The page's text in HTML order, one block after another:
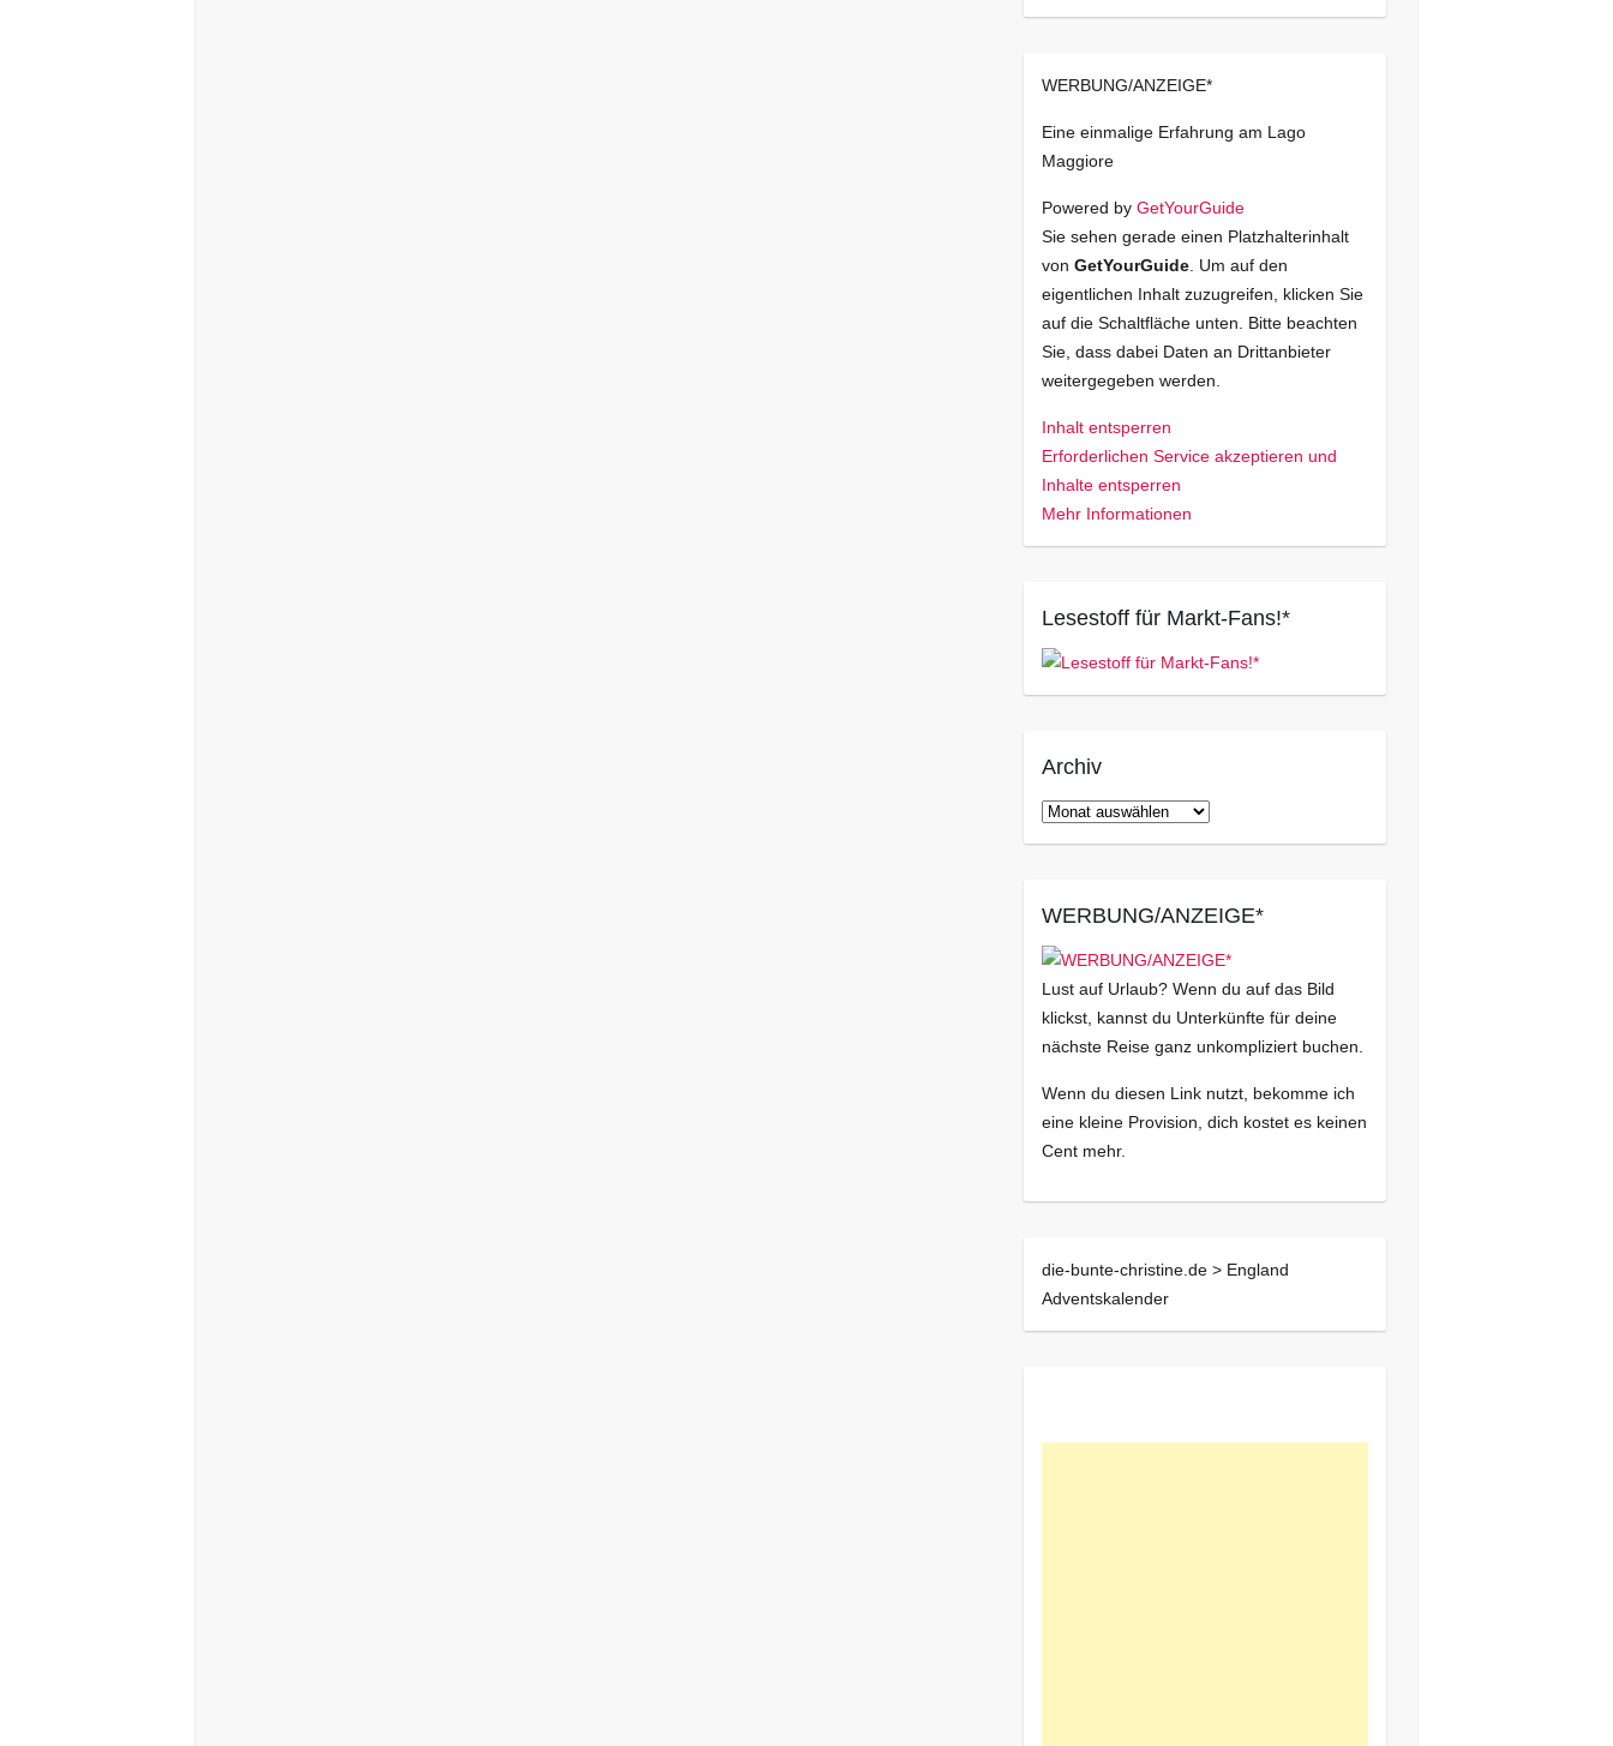
WERBUNG/ANZEIGE*
Eine einmalige Erfahrung am Lago
Maggiore
Powered by GetYourGuide
Sie sehen gerade einen Platzhalterinhalt
von GetYourGuide. Um auf den
eigentlichen Inhalt zuzugreifen, klicken Sie
auf die Schaltfläche unten. Bitte beachten
Sie, dass dabei Daten an Drittanbieter
weitergegeben werden.
Inhalt entsperren
Erforderlichen Service akzeptieren und
Inhalte entsperren
Mehr Informationen
Lesestoff für Markt-Fans!*
Archiv
Archiv
WERBUNG/ANZEIGE*
Lust auf Urlaub? Wenn du auf das Bild
klickst, kannst du Unterkünfte für deine
nächste Reise ganz unkompliziert buchen.
Wenn du diesen Link nutzt, bekomme ich
eine kleine Provision, dich kostet es keinen
Cent mehr.
die-bunte-christine.de > England
Adventskalender